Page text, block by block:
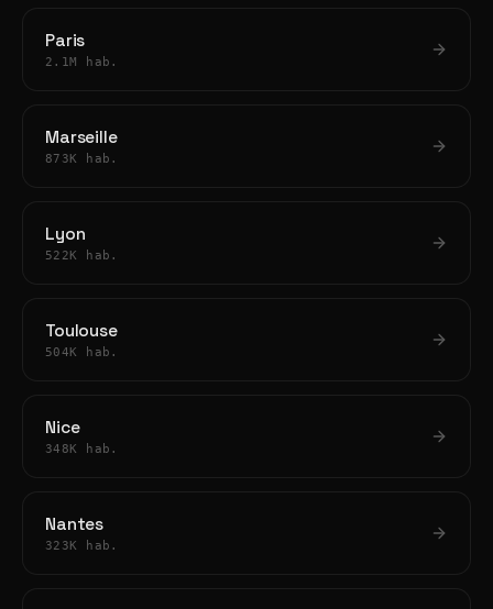
Paris
2.1M hab.
Marseille
873K hab.
Lyon
522K hab.
Toulouse
504K hab.
Nice
348K hab.
Nantes
323K hab.